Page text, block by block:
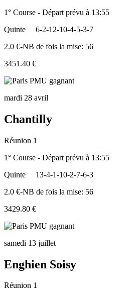
1° Course - Départ prévu à 13:55
Quinte
6-2-12-10-4-5-3-7
2.0 €-NB de fois la mise: 56
3451.40 €
mardi 28 avril
Chantilly
Réunion 1
1° Course - Départ prévu à 13:55
Quinte
13-4-1-10-2-7-6-3
2.0 €-NB de fois la mise: 56
3429.80 €
samedi 13 juillet
Enghien Soisy
Réunion 1